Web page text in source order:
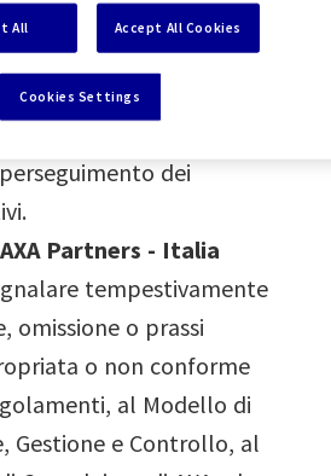
AXA Partners -
a proteggere le
le violazioni, in
dei
AXA Partners - Italia
tempestivamente
omissione o prassi
o non conforme
al Modello di
Gestione e Controllo, al
All Accept All Cookies
Cookies Settings